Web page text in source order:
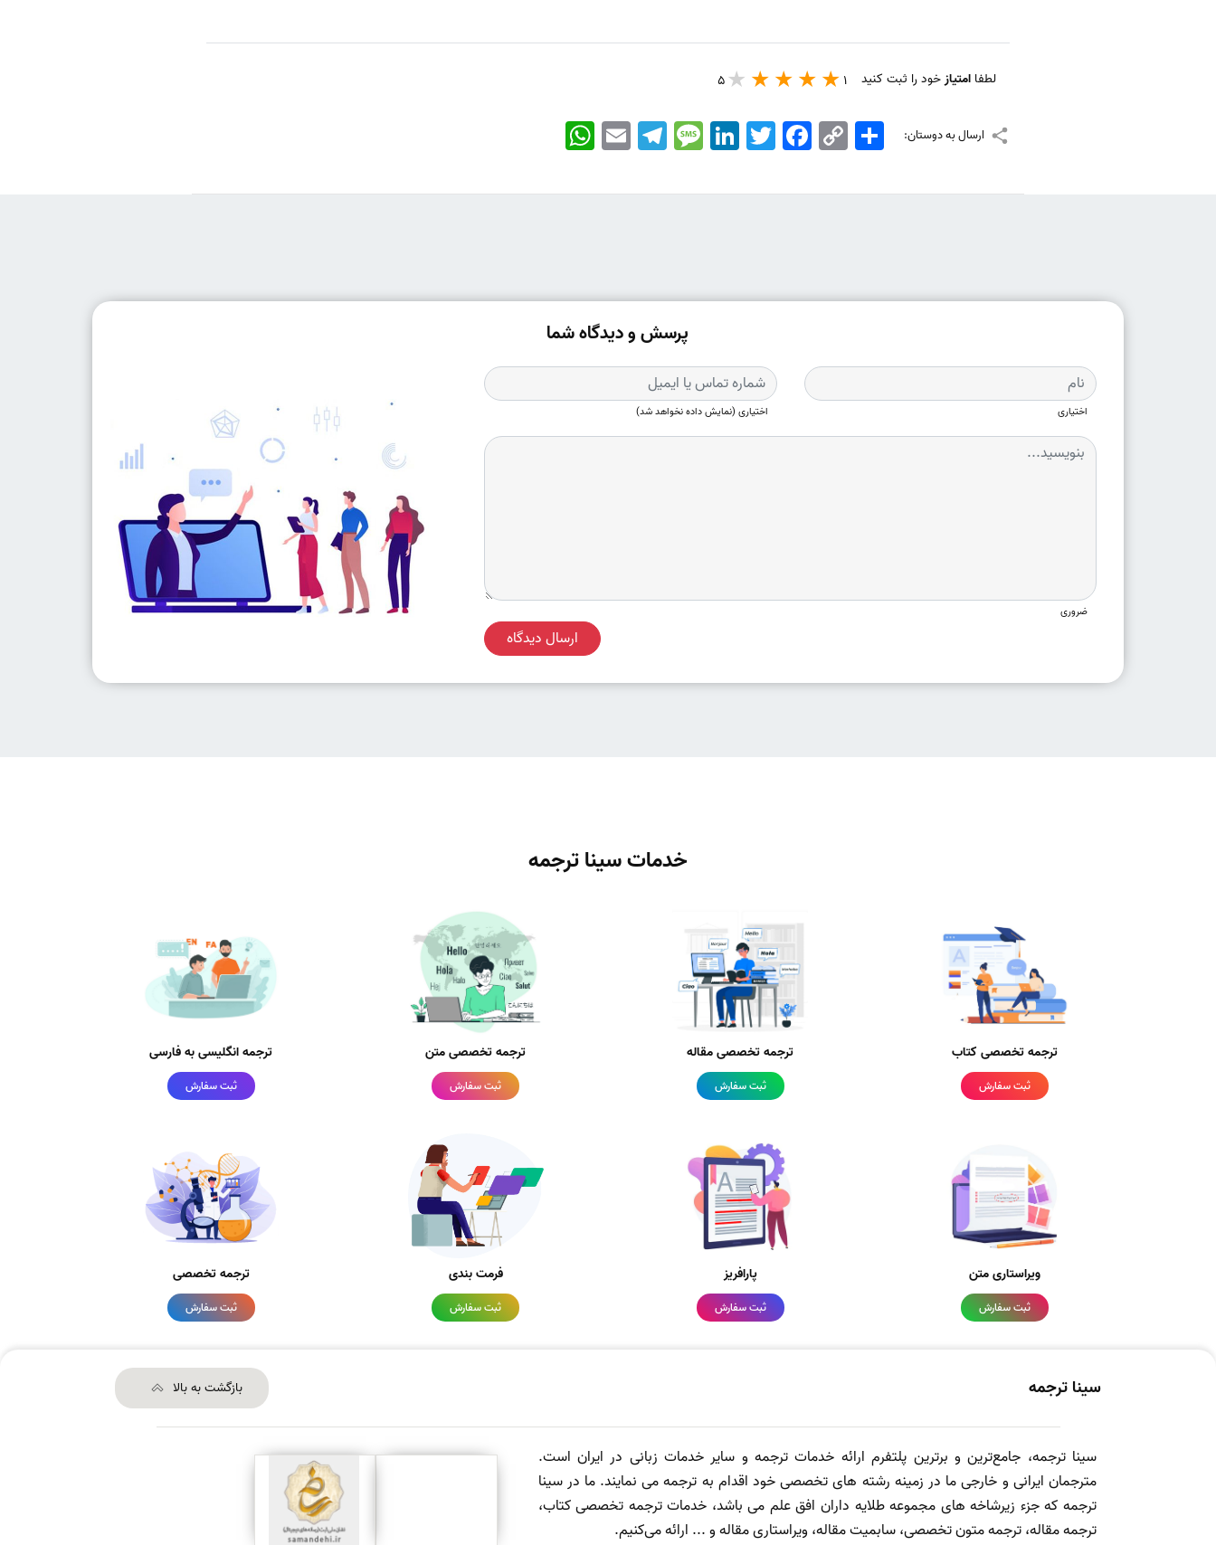
لطفا امتیازخود را ثبت کنید 1
5
ارسال به دوستان: WhatsApp EmailTelegramMessageLinkedIn TwitterFacebook Copy
Link
اشتراک
پرسش و دیدگاه شما
اختیاری اختیاری (نمایش داده نخواهد شد)
ضروری
ارسال دیدگاه
خدمات سینا ترجمه
ترجمه تخصصی کتاب
ثبت سفارش
ترجمه تخصصی مقاله
ثبت سفارش
ترجمه تخصصی متن
ثبت سفارش
ترجمه انگلیسی به فارسی
ثبت سفارش
ویراستاری متن
ثبت سفارش
پارافریز
ثبت سفارش
فرمت بندی
ثبت سفارش
ترجمه تخصصی
ثبت سفارش
سینا ترجمه بازگشت به بالا
سینا ترجمه، جامع‌ترین و برترین پلتفرم ارائه خدمات ترجمه و سایر خدمات زبانی در ایران است.
مترجمان ایرانی و خارجی ما در زمینه رشته های تخصصی خود اقدام به ترجمه می نمایند. ما در سینا
ترجمه که جزء زیرشاخه های مجموعه طلایه داران افق علم می باشد، خدمات ترجمه تخصصی کتاب،
ترجمه مقاله، ترجمه متون تخصصی، سابمیت مقاله، ویراستاری مقاله و ... ارائه می‌کنیم.